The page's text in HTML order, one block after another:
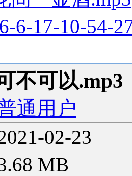
6-17-10-54-
不可以.mp3
通用户
02-23
MB